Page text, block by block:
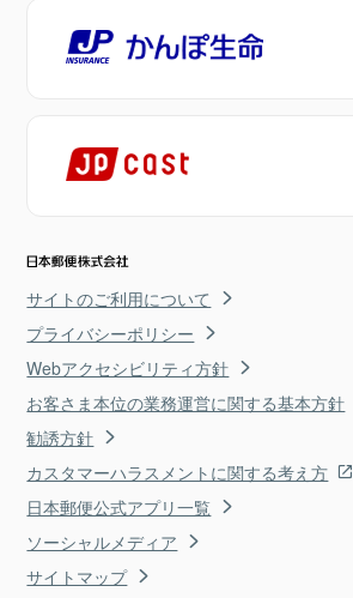
サイトのご利用について
プライバシーポリシー
Webアクセシビリティ方針
お客さま本位の業務運営に関する基本方針
勧誘方針
カスタマーハラスメントに関する考え方
日本郵便公式アプリ一覧
ソーシャルメディア
サイトマップ